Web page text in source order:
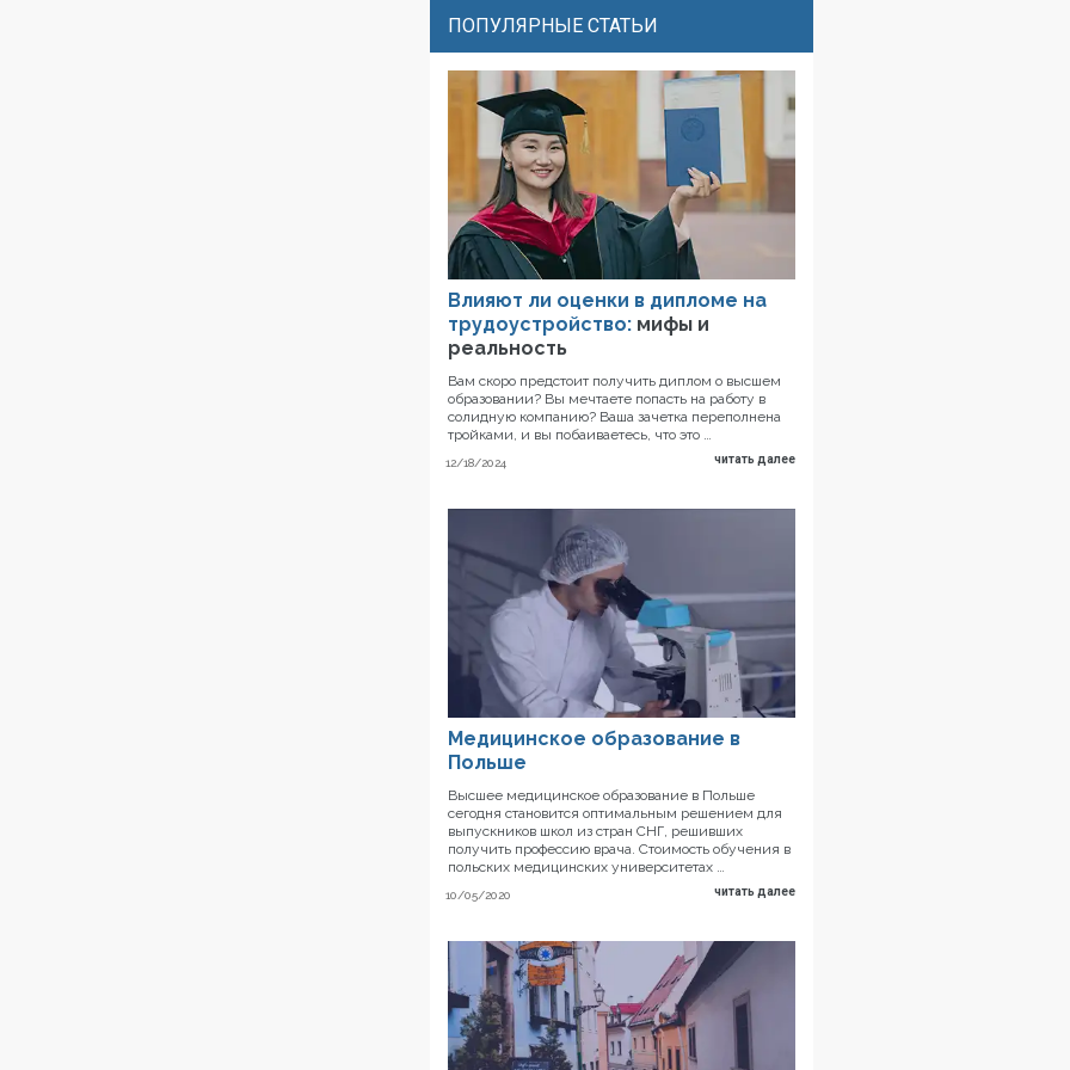
ПОПУЛЯРНЫЕ СТАТЬИ
Влияют ли оценки в дипломе на
трудоустройство: мифы и
реальность
12/18/2024
Вам скоро предстоит получить диплом о высшем
образовании? Вы мечтаете попасть на работу в
солидную компанию? Ваша зачетка переполнена
тройками, и вы побаиваетесь, что это …
читать далее
Медицинское образование в
Польше
10/05/2020
Высшее медицинское образование в Польше
сегодня становится оптимальным решением для
выпускников школ из стран СНГ, решивших
получить профессию врача. Стоимость обучения в
польских медицинских университетах …
читать далее